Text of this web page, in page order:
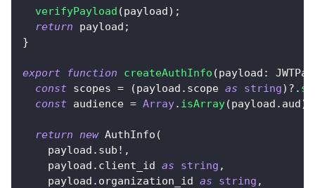
verifyPayload (payload) ;
return payload ;
}
export function createAuthInfo (payload :
const scopes = (payload . scope as string) ?.
const audience = Array. isArray(payload . aud)
return new AuthInfo (
    payload
. sub ! ,
    payload
. client_id as string ,
    payload
. organization_id as string ,